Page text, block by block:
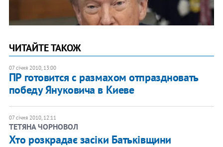
ЧИТАЙТЕ ТАКОЖ
07 січня 2010, 13:00
ПР готовится с размахом отпраздновать
победу Януковича в Киеве
07 січня 2010, 12:11
ТЕТЯНА ЧОРНОВОЛ
Хто розкрадає засіки Батьківщини